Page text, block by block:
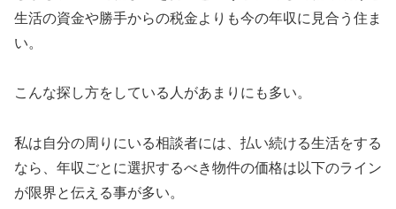
生活の資金や勝手からの税金よりも今の年収に見合う住ま
い。
こんな探し方をしている人があまりにも多い。
私は自分の周りにいる相談者には、払い続ける生活をする
なら、年収ごとに選択するべき物件の価格は以下のライン
が限界と伝える事が多い。